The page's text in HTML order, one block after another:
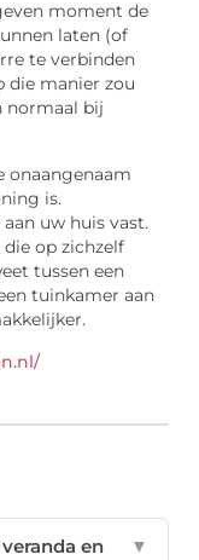
moment de
laten (of
te verbinden
die manier zou
normaal bij
onaangenaam
is.
uw huis vast.
op zichzelf
tussen een
tuinkamer aan
en
▼